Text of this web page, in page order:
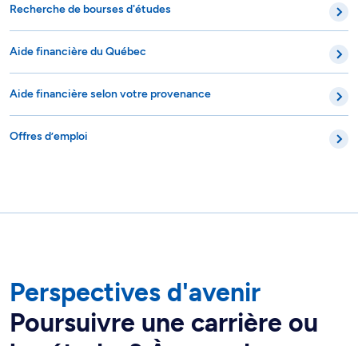
Recherche de bourses d'études
Aide financière du Québec
Aide financière selon votre provenance
Offres d’emploi
Perspectives d'avenir
Poursuivre une carrière ou